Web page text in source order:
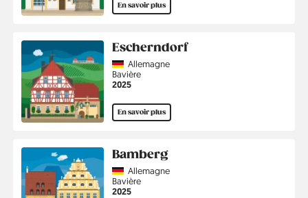
En savoir plus
Escherndorf
CountryAllemagne
Région
Bavière
Année
2025
En savoir plus
Bamberg
CountryAllemagne
Région
Bavière
Année
2025